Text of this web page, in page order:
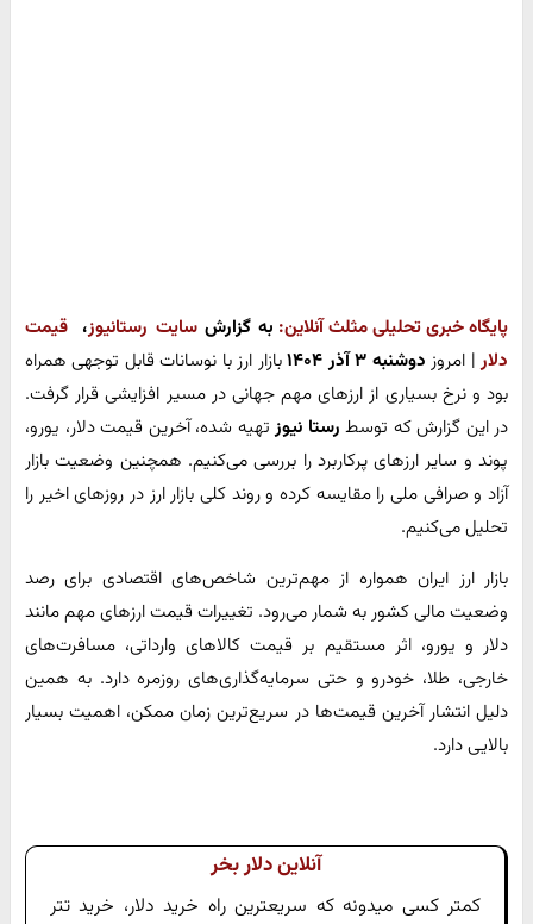
پایگاه خبری تحلیلی مثلث آنلاین: به گزارشسایت رستانیوز، قیمت
دلار | امروز دوشنبه ۳ آذر ۱۴۰۴
بازار ارز با نوسانات قابل توجهی همراه
بود و نرخ بسیاری از ارزهای مهم جهانی در مسیر افزایشی قرار گرفت.
در این گزارش که توسط رستا نیوز تهیه شده، آخرین قیمت دلار، یورو،
پوند و سایر ارزهای پرکاربرد را بررسی می‌کنیم. همچنین وضعیت بازار
آزاد و صرافی ملی را مقایسه کرده و روند کلی بازار ارز در روزهای اخیر را
تحلیل می‌کنیم.
بازار ارز ایران همواره از مهم‌ترین شاخص‌های اقتصادی برای رصد
وضعیت مالی کشور به شمار می‌رود. تغییرات قیمت ارزهای مهم مانند
دلار و یورو، اثر مستقیم بر قیمت کالاهای وارداتی، مسافرت‌های
خارجی، طلا، خودرو و حتی سرمایه‌گذاری‌های روزمره دارد. به همین
دلیل انتشار آخرین قیمت‌ها در سریع‌ترین زمان ممکن، اهمیت بسیار
بالایی دارد.
آنلاین دلار بخر
کمتر کسی میدونه که سریعترین راه خرید دلار، خرید تتر